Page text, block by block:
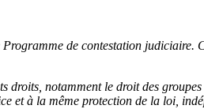
de contestation judiciaire.
droits, notamment le droit des
et à la même protection de la loi,